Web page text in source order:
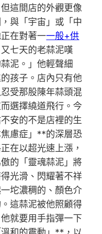
這間店的外觀更像
與「宇宙」或「中
在對著一一般+供
七天的老蒜泥嘆
泥。」他輕聲細
孩子。店內只有他
受那股陳年蒜頭混
選擇繞道飛行。今
安的不是店裡的生
慮症」**的深層恐
在以超光速上漲，
的「靈魂蒜泥」將
光滑、閃耀著不祥
坨濃稠的、顏色介
這蒜泥被他照顧得
就要用手指彈一下